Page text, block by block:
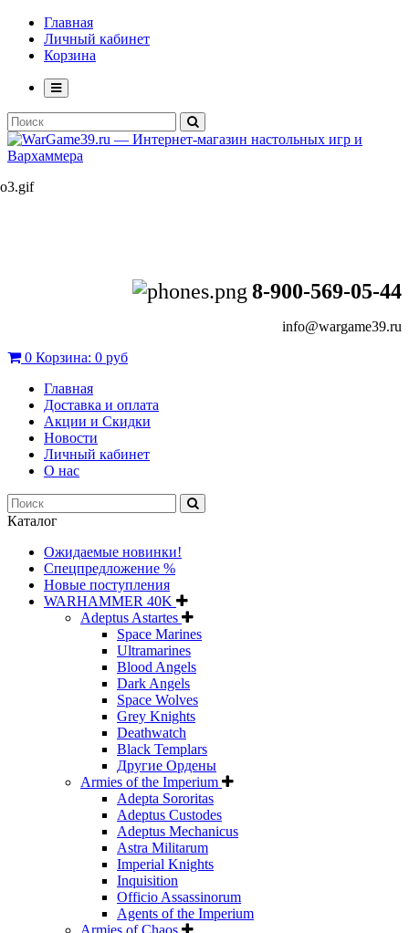
Главная
Личный кабинет
Корзина
8-900-569-05-44
info@wargame39.ru
0 Корзина: 0 руб
Главная
Доставка и оплата
Акции и Скидки
Новости
Личный кабинет
О нас
Каталог
Ожидаемые новинки!
Спецпредложение %
Новые поступления
WARHAMMER 40K
Adeptus Astartes
Space Marines
Ultramarines
Blood Angels
Dark Angels
Space Wolves
Grey Knights
Deathwatch
Black Templars
Другие Ордены
Armies of the Imperium
Adepta Sororitas
Adeptus Custodes
Adeptus Mechanicus
Astra Militarum
Imperial Knights
Inquisition
Officio Assassinorum
Agents of the Imperium
Armies of Chaos